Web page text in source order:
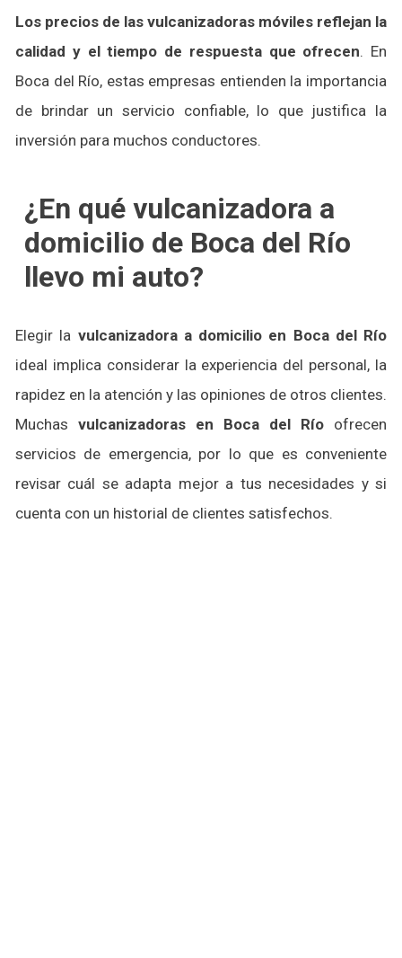
Los precios de las vulcanizadoras móviles reflejan la
calidad y el tiempo de respuesta que ofrecen. En
Boca del Río, estas empresas entienden la importancia
de brindar un servicio confiable, lo que justifica la
inversión para muchos conductores.
¿En qué vulcanizadora a
domicilio de Boca del Río
llevo mi auto?
Elegir la vulcanizadora a domicilio en Boca del Río
ideal implica considerar la experiencia del personal, la
rapidez en la atención y las opiniones de otros clientes.
Muchas vulcanizadoras en Boca del Río ofrecen
servicios de emergencia, por lo que es conveniente
revisar cuál se adapta mejor a tus necesidades y si
cuenta con un historial de clientes satisfechos.